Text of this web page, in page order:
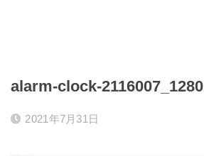
alarm-clock-2116007_1280
2021年7月31日